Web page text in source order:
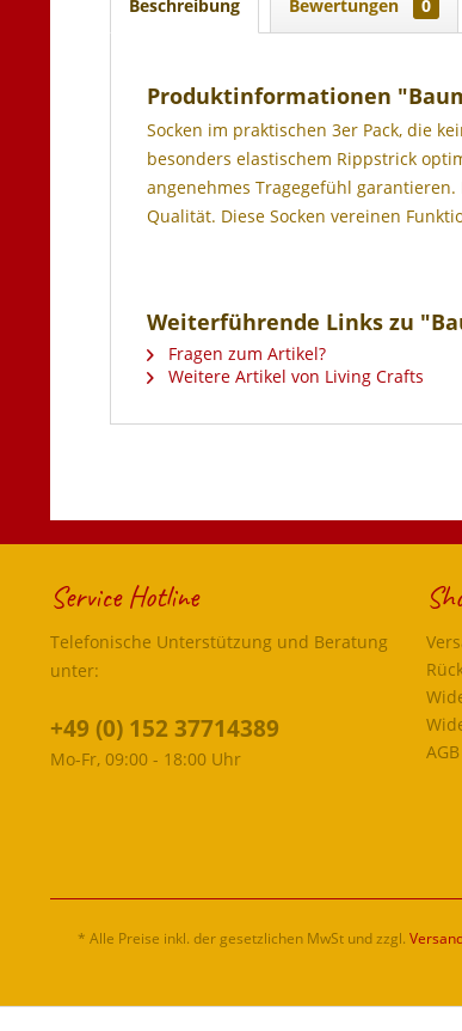
Beschreibung Bewertungen 0
Produktinformationen
Socken im praktischen 3er Pack, die
besonders elastischem Rippstrick
angenehmes Tragegefühl
Qualität. Diese Socken vereinen
Weiterführende Links zu
Fragen zum Artikel?
Weitere Artikel von Living Crafts
Service Hotline
Telefonische Unterstützung und Beratung
unter:
+49 (0) 152 37714389
Mo-Fr, 09:00 - 18:00 Uhr
AGB
* Alle Preise inkl. der gesetzlichen MwSt und zzgl.